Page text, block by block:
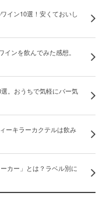
イン10選！安くておいし
ンを飲んでみた感想。
。おうちで気軽にバー気
ーキラーカクテルは飲み
カー」とは？ラベル別に